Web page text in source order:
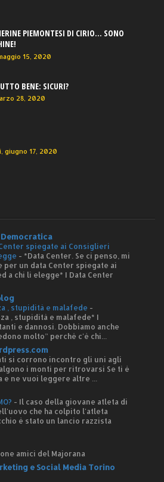
PIEMONTESI DI CIRIO... SONO
15, 2020
BENE: SICURI?
28, 2020
giugno 17, 2020
spiegate ai Consiglieri
- *Data Center. Se ci penso, mi
per un data Center spiegate ai
a chi li elegge* I Data Center
, stupidità e malafede -
, stupidità e malafede* I
e dannosi. Dobbiamo anche
molto” perché c'è chi...
si corrono incontro gli uni agli
i monti per ritrovarsi Se ti è
ne vuoi leggere altre ...
- Il caso della giovane atleta di
che ha colpito l'atleta
è stato un lancio razzista
amici del Majorana
e Social Media Torino